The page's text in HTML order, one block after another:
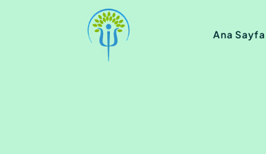
Ana Sayfa